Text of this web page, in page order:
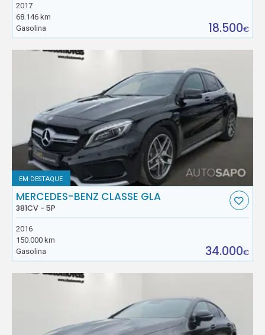
2017
68.146 km
Gasolina
18.500€
EM DESTAQUE
MERCEDES-BENZ CLASSE GLA
381CV - 5P
2016
150.000 km
Gasolina
34.000€